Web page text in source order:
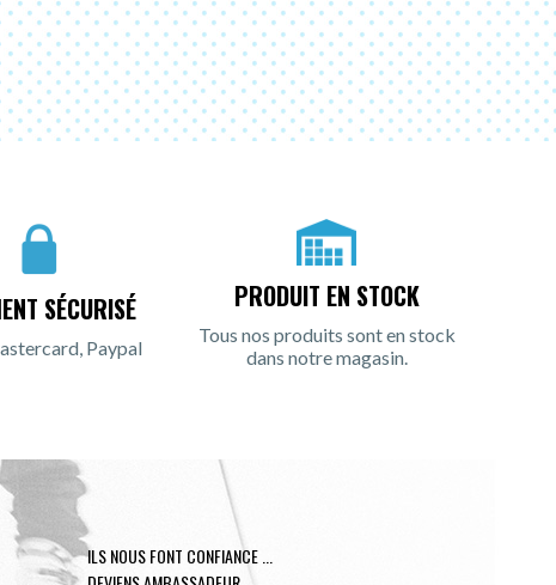
SÉCURISÉ
Paypal
PRODUIT EN STOCK
Tous nos produits sont en stock
dans notre magasin.
ILS NOUS FONT CONFIANCE ...